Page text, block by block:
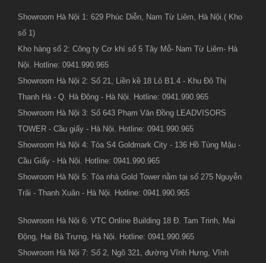
Showroom Hà Nội 1: 629 Phúc Diễn, Nam Từ Liêm, Hà Nội.( Kho
số 1)
Kho hàng số 2: Công ty Cơ khí số 5 Tây Mỗ- Nam Từ Liêm- Hà
Nội. Hotline: 0941.990.965
Showroom Hà Nội 2: Số 21, Liền kề 18 Lô B1.4 - Khu Đô Thị
Thanh Hà - Q. Hà Đông - Hà Nội. Hotline: 0941.990.965
Showroom Hà Nội 3: Số 643 Phạm Văn Đồng LEADVISORS
TOWER - Cầu giấy - Hà Nội. Hotline: 0941.990.965
Showroom Hà Nội 4: Tòa S4 Goldmark City - 136 Hồ Tùng Mậu -
Cầu Giấy - Hà Nội. Hotline: 0941.990.965
Showroom Hà Nội 5: Tòa nhà Gold Tower nằm tại số 275 Nguyễn
Trãi - Thanh Xuân - Hà Nội. Hotline: 0941.990.965
Showroom Hà Nội 6: VTC Online Building 18 Đ. Tam Trinh, Mai
Động, Hai Bà Trưng, Hà Nội. Hotline: 0941.990.965
Showroom Hà Nội 7: Số 2, Ngõ 321, đường Vĩnh Hưng, Vĩnh